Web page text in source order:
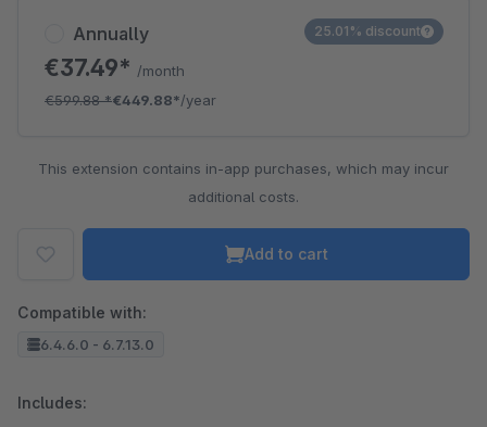
Annually
€37.49* /month
€599.88*€449.88*/year
25.01% discount
This extension contains in-app purchases, which may incur
additional costs.
Add to cart
Compatible with:
6.4.6.0 - 6.7.13.0
Includes: